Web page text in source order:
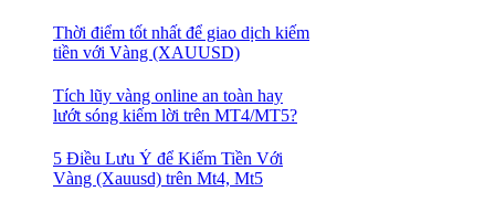
Thời điểm tốt nhất để giao dịch kiếm
tiền với Vàng (XAUUSD)
Tích lũy vàng online an toàn hay
lướt sóng kiếm lời trên MT4/MT5?
5 Điều Lưu Ý để Kiếm Tiền Với
Vàng (Xauusd) trên Mt4, Mt5